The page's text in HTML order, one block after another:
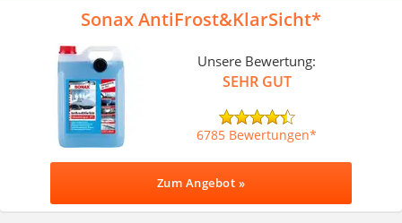
Sonax AntiFrost&KlarSicht
Unsere Bewertung:
SEHR GUT
6785 Bewertungen
Zum Angebot »